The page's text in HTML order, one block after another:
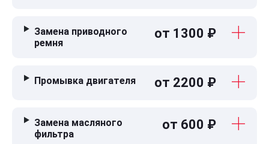
Замена приводного
ремня
от 1300 ₽
Промывка двигателя от 2200 ₽
Замена масляного
фильтра
от 600 ₽